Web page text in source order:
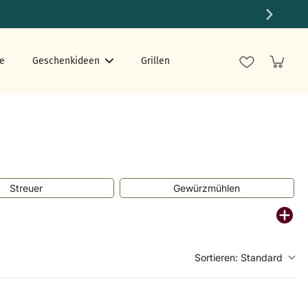
Geschenkideen Grillen
Streuer Gewürzmühlen
Sortieren: Standard